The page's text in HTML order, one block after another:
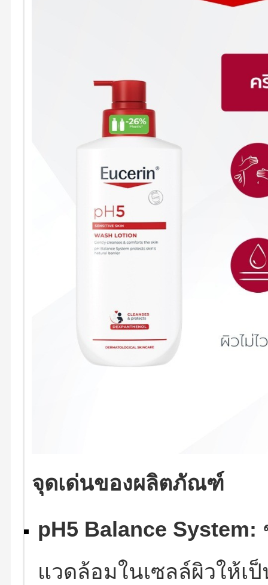
จุดเด่นของผลิตภัณฑ์
pH5 Balance System:
แวดล้อมในเซลล์ผิวให้เ